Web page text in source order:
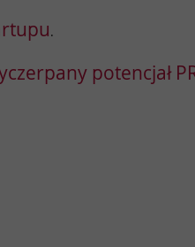
.
potencjał